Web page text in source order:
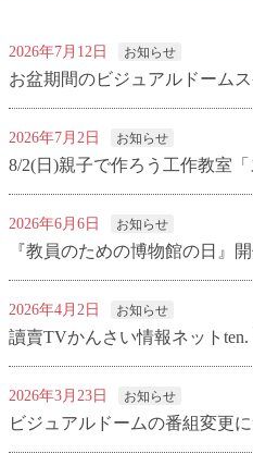
2026年7月12日 お知らせ
お盆期間のビジュアルドーム
2026年7月2日 お知らせ
8/2(日)親子で作ろう工作教室
2026年6月6日 お知らせ
『教員のための博物館の日』
2026年4月2日 お知らせ
讀賣TVかんさい情報ネット
2026年3月23日 お知らせ
ビジュアルドームの番組変更